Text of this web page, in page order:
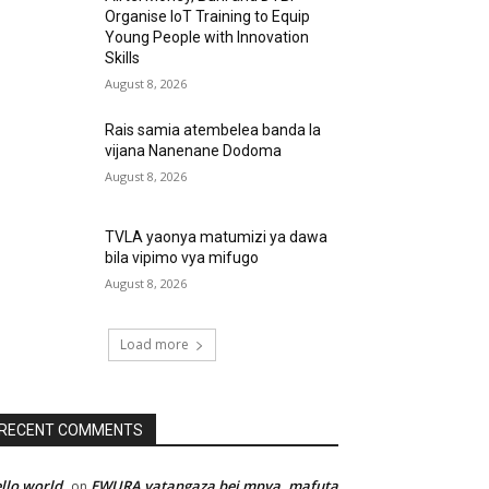
Organise IoT Training to Equip
Young People with Innovation
Skills
August 8, 2026
Rais samia atembelea banda la
vijana Nanenane Dodoma
August 8, 2026
TVLA yaonya matumizi ya dawa
bila vipimo vya mifugo
August 8, 2026
Load more
COMMENTS